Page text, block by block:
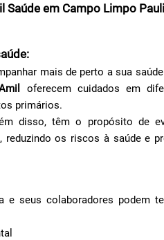
Saúde em Campo Limpo
mais de perto a sua
oferecem cuidados em
primários.
disso, têm o propósito de
reduzindo os riscos à saúde e
e seus colaboradores podem